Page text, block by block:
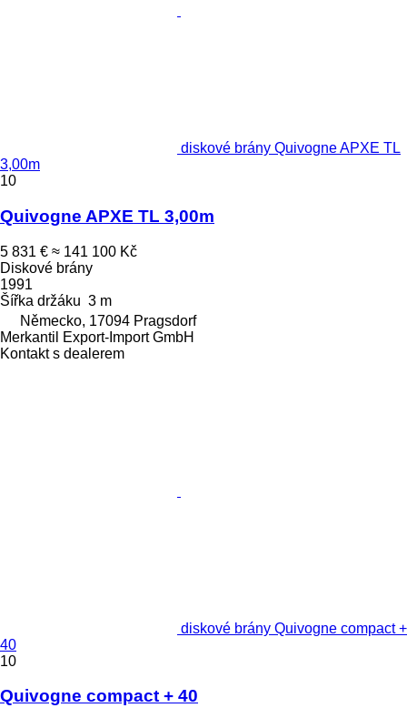
diskové brány Quivogne APXE TL
3,00m
10
Quivogne APXE TL 3,00m
5 831 € ≈ 141 100 Kč
Diskové brány
1991
Šířka držáku 3 m
Německo, 17094 Pragsdorf
Merkantil Export-Import GmbH
Kontakt s dealerem
diskové brány Quivogne compact +
40
10
Quivogne compact + 40